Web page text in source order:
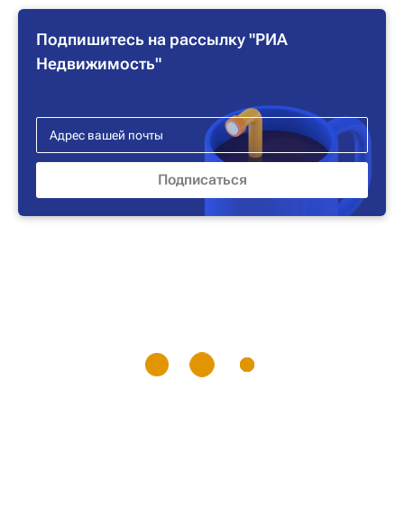
Подпишитесь на рассылку "РИА
Недвижимость"